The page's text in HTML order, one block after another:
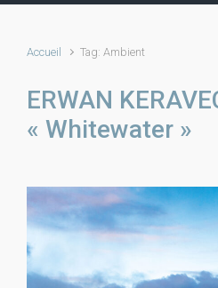
Accueil Tag: Ambient
ERWAN
« Whitewater »